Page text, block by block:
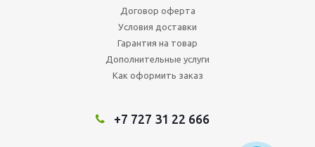
Договор оферта
Условия доставки
Гарантия на товар
Дополнительные услуги
Как оформить заказ
+7 727 31 22 666